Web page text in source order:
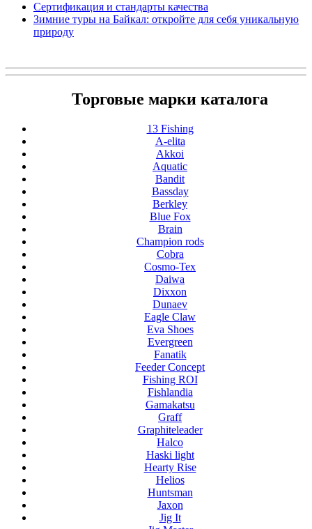
Сертификация и стандарты качества
Зимние туры на Байкал: откройте для себя уникальную
природу
Торговые марки каталога
13 Fishing
A-elita
Akkoi
Aquatic
Bandit
Bassday
Berkley
Blue Fox
Brain
Champion rods
Cobra
Cosmo-Tex
Daiwa
Dixxon
Dunaev
Eagle Claw
Eva Shoes
Evergreen
Fanatik
Feeder Concept
Fishing ROI
Fishlandia
Gamakatsu
Graff
Graphiteleader
Halco
Haski light
Hearty Rise
Helios
Huntsman
Jaxon
Jig It